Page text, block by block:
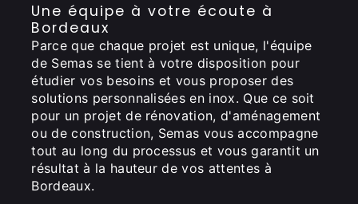
Une équipe à votre écoute à
Bordeaux
Parce que chaque projet est unique, l'équipe
de Semas se tient à votre disposition pour
étudier vos besoins et vous proposer des
solutions personnalisées en inox. Que ce soit
pour un projet de rénovation, d'aménagement
ou de construction, Semas vous accompagne
tout au long du processus et vous garantit un
résultat à la hauteur de vos attentes à
Bordeaux.